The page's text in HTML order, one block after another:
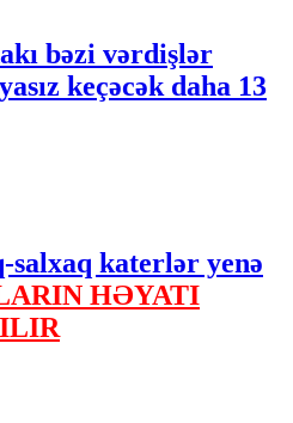
bəzi vərdişlər
keçəcək daha 13
salxaq katerlər yenə
HƏYATI